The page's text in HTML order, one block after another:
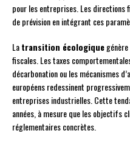
pour les entreprises. Les directions
de prévision en intégrant ces
Latransition écologique
fiscales. Les taxes
décarbonation ou les mécanismes
européens redessinent
entreprises industrielles. Cette
années, à mesure que les objectifs
réglementaires concrètes.